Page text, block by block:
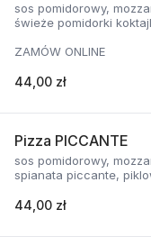
sos pomidorowy,
świeże pomidorki
ZAMÓW ONLINE
44,00 zł
Pizza PICCANTE
sos pomidorowy,
spianata piccante,
44,00 zł